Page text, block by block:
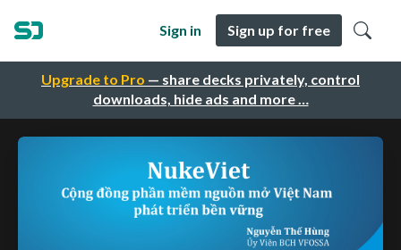
Upgrade to Pro — share decks privately, control
downloads, hide ads and more …
Sign in Sign up for free